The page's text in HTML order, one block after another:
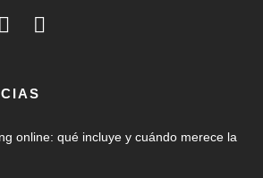
online: qué incluye y cuándo merece la